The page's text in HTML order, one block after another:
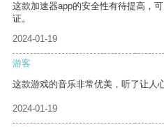
这款加速器app的安全性有待提高，
证。
2024-01-19
游客
这款游戏的音乐非常优美，听了让人
2024-01-19